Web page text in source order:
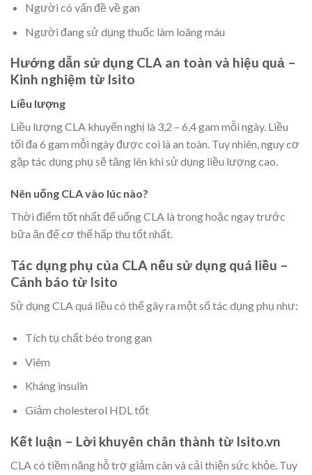
Người có vấn đề về gan
Người đang sử dụng thuốc làm loãng máu
Hướng dẫn sử dụng CLA an toàn và hiệu quả –
Kinh nghiệm từ Isito
Liều lượng
Liều lượng CLA khuyến nghị là 3,2 – 6,4 gam mỗi ngày. Liều
tối đa 6 gam mỗi ngày được coi là an toàn. Tuy nhiên, nguy cơ
gặp tác dụng phụ sẽ tăng lên khi sử dụng liều lượng cao.
Nên uống CLA vào lúc nào?
Thời điểm tốt nhất để uống CLA là trong hoặc ngay trước
bữa ăn để cơ thể hấp thu tốt nhất.
Tác dụng phụ của CLA nếu sử dụng quá liều –
Cảnh báo từ Isito
Sử dụng CLA quá liều có thể gây ra một số tác dụng phụ như:
Tích tụ chất béo trong gan
Viêm
Kháng insulin
Giảm cholesterol HDL tốt
Kết luận – Lời khuyên chân thành từ Isito.vn
CLA có tiềm năng hỗ trợ giảm cân và cải thiện sức khỏe. Tuy